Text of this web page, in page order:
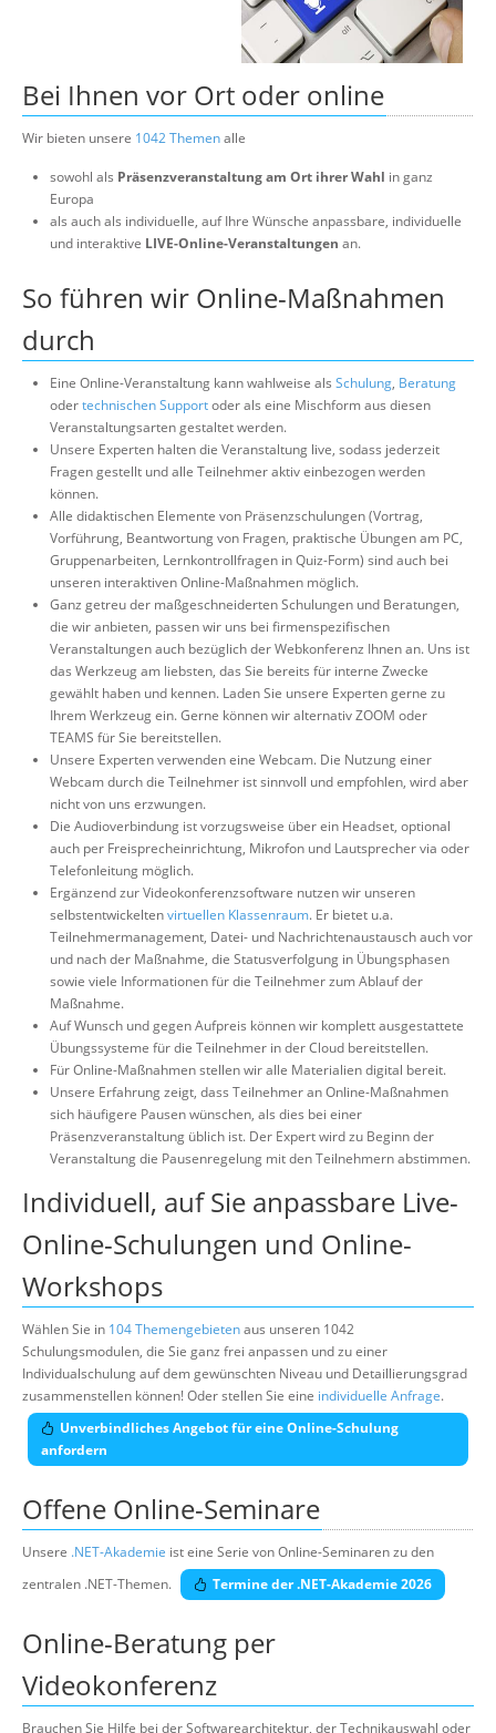
Bei Ihnen vor Ort oder online
Wir bieten unsere 1042 Themenalle
sowohl als Präsenzveranstaltung am Ort ihrer Wahl in ganz
Europa
als auch als individuelle, auf Ihre Wünsche anpassbare, individuelle
und interaktive LIVE-Online-Veranstaltungen an.
So führen wir Online-Maßnahmen
durch
Eine Online-Veranstaltung kann wahlweise als Schulung, Beratung
odertechnischen Supportoder als eine Mischform aus diesen
Veranstaltungsarten gestaltet werden.
Unsere Experten halten die Veranstaltung live, sodass jederzeit
Fragen gestellt und alle Teilnehmer aktiv einbezogen werden
können.
Alle didaktischen Elemente von Präsenzschulungen (Vortrag,
Vorführung, Beantwortung von Fragen, praktische Übungen am PC,
Gruppenarbeiten, Lernkontrollfragen in Quiz-Form) sind auch bei
unseren interaktiven Online-Maßnahmen möglich.
Ganz getreu der maßgeschneiderten Schulungen und Beratungen,
die wir anbieten, passen wir uns bei firmenspezifischen
Veranstaltungen auch bezüglich der Webkonferenz Ihnen an. Uns ist
das Werkzeug am liebsten, das Sie bereits für interne Zwecke
gewählt haben und kennen. Laden Sie unsere Experten gerne zu
Ihrem Werkzeug ein. Gerne können wir alternativ ZOOM oder
TEAMS für Sie bereitstellen.
Unsere Experten verwenden eine Webcam. Die Nutzung einer
Webcam durch die Teilnehmer ist sinnvoll und empfohlen, wird aber
nicht von uns erzwungen.
Die Audioverbindung ist vorzugsweise über ein Headset, optional
auch per Freisprecheinrichtung, Mikrofon und Lautsprecher via oder
Telefonleitung möglich.
Ergänzend zur Videokonferenzsoftware nutzen wir unseren
selbstentwickeltenvirtuellen Klassenraum. Er bietet u.a.
Teilnehmermanagement, Datei- und Nachrichtenaustausch auch vor
und nach der Maßnahme, die Statusverfolgung in Übungsphasen
sowie viele Informationen für die Teilnehmer zum Ablauf der
Maßnahme.
Auf Wunsch und gegen Aufpreis können wir komplett ausgestattete
Übungssysteme für die Teilnehmer in der Cloud bereitstellen.
Für Online-Maßnahmen stellen wir alle Materialien digital bereit.
Unsere Erfahrung zeigt, dass Teilnehmer an Online-Maßnahmen
sich häufigere Pausen wünschen, als dies bei einer
Präsenzveranstaltung üblich ist. Der Expert wird zu Beginn der
Veranstaltung die Pausenregelung mit den Teilnehmern abstimmen.
Individuell, auf Sie anpassbare Live-
Online-Schulungen und Online-
Workshops
Wählen Sie in 104 Themengebietenaus unseren 1042
Schulungsmodulen, die Sie ganz frei anpassen und zu einer
Individualschulung auf dem gewünschten Niveau und Detaillierungsgrad
zusammenstellen können! Oder stellen Sie eine individuelle Anfrage.
Unverbindliches Angebot für eine Online-Schulung
anfordern
Offene Online-Seminare
Unsere .NET-Akademie ist eine Serie von Online-Seminaren zu den
zentralen .NET-Themen.
Termine der .NET-Akademie 2026
Online-Beratung per
Videokonferenz
Brauchen Sie Hilfe bei der Softwarearchitektur, der Technikauswahl oder